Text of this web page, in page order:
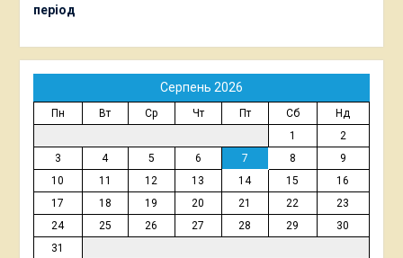
період
Серпень 2026
Пн Вт Ср Чт Пт Сб
Нд
1
2
3
4 5 6 7 8
9
10
11 12 13 14 15
16
17
18 19 20 21 22
23
24
25 26 27 28 29
30
31